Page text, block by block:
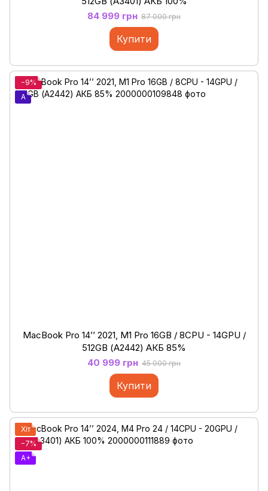
84 999 грн 87 000 грн
Купити
−9%
A
MacBook Pro 14’’ 2021, M1 Pro 16GB / 8CPU - 14GPU /
512GB (А2442) АКБ 85%
40 999 грн 45 000 грн
Купити
Хіт
−7%
A+